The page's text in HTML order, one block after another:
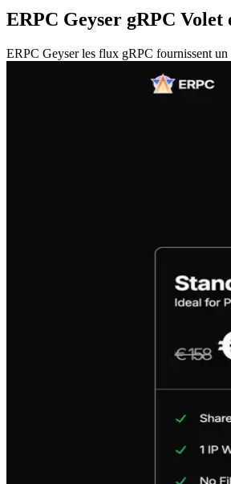
ERPC Geyser gRPC
ERPC Geyser les flux gRPC fournissent un